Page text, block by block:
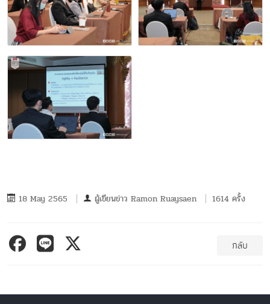
18 May 2565 ผู้เขียนข่าว Ramon Ruaysaen 1614 ครั้ง
กลับ